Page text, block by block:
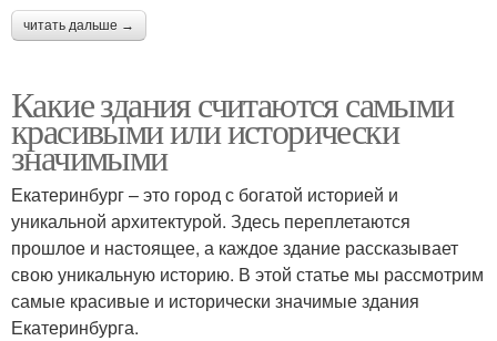
читать дальше →
Какие здания считаются самыми
красивыми или исторически
значимыми
Екатеринбург – это город с богатой историей и
уникальной архитектурой. Здесь переплетаются
прошлое и настоящее, а каждое здание рассказывает
свою уникальную историю. В этой статье мы рассмотрим
самые красивые и исторически значимые здания
Екатеринбурга.